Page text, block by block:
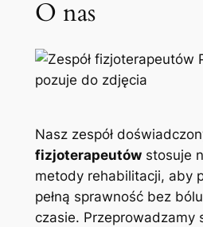
O nas
Nasz zespół
fizjoterapeutówstosuje
metody rehabilitacji, aby
pełną sprawność bez
czasie. Przeprowadzamy